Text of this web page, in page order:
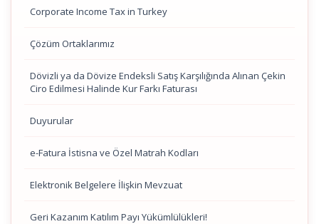
Corporate Income Tax in Turkey
Çözüm Ortaklarımız
Dövizli ya da Dövize Endeksli Satış Karşılığında Alınan Çekin
Ciro Edilmesi Halinde Kur Farkı Faturası
Duyurular
e-Fatura İstisna ve Özel Matrah Kodları
Elektronik Belgelere İlişkin Mevzuat
Geri Kazanım Katılım Payı Yükümlülükleri!